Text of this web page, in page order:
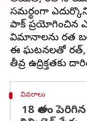
సమర్థంగా
పాక్‌ ప్రయోగించిన
విమానాలను భారత
ఈ ఘటనలతో భారత్‌,
వివరాలు
18 శాతం